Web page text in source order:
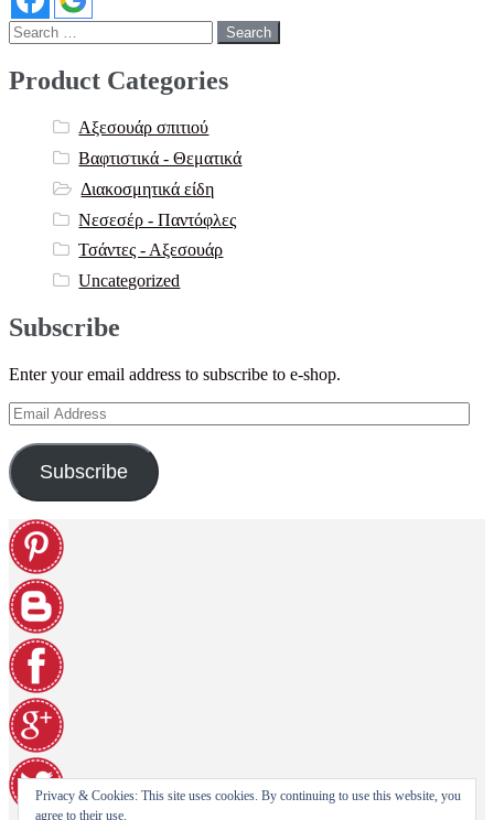
Search
for:
Product Categories
Αξεσουάρ σπιτιού
Βαφτιστικά - Θεματικά
Διακοσμητικά είδη
Νεσεσέρ - Παντόφλες
Τσάντες - Αξεσουάρ
Uncategorized
Subscribe
Enter your email address to subscribe to e-shop.
Email
Address
Subscribe
Privacy & Cookies: This site uses cookies. By continuing to use this website, you
agree to their use.